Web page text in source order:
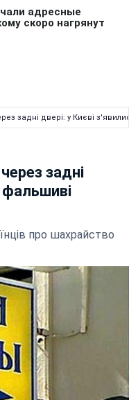
задні двері: у Києві
задні
фальшиві
про шахрайство